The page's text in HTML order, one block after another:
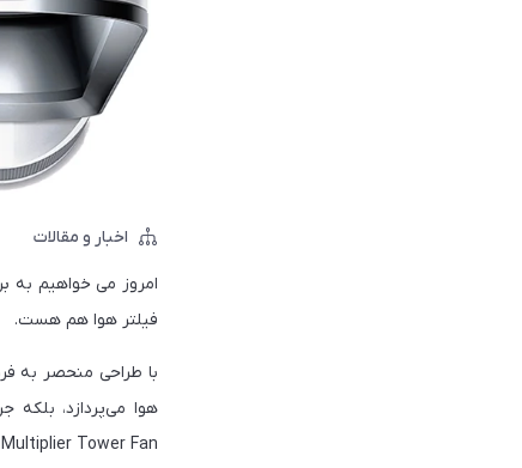
اخبار و مقالات
فیلتر هوا هم هست.
Multiplier Tower Fan خوش‌تان می‌آید و می‌خواهید فیلتر هوا هم اضافه کنید، این گزینه ارتقاء عالی خواهد بود.